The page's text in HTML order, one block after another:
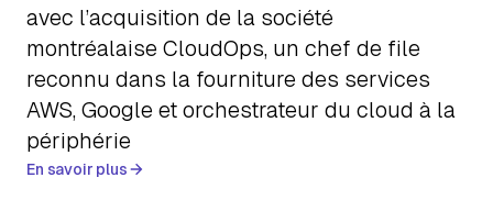
avec l’acquisition de la société
montréalaise CloudOps, un chef de file
reconnu dans la fourniture des services
AWS, Google et orchestrateur du cloud à la
périphérie
En savoir plus